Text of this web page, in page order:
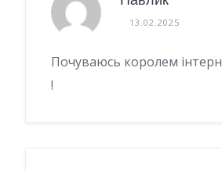
13.02.2025
Почуваюсь королем
!